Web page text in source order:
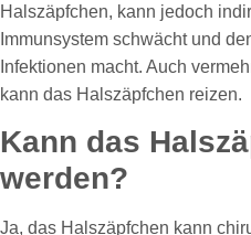
Halszäpfchen, kann jedoch
Immunsystem schwächt und
Infektionen macht. Auch
kann das Halszäpfchen reizen.
Kann das
werden?
Ja, das Halszäpfchen kann